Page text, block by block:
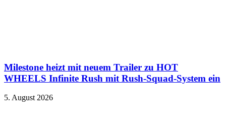
Milestone heizt mit neuem Trailer zu HOT
WHEELS Infinite Rush mit Rush-Squad-System ein
5. August 2026